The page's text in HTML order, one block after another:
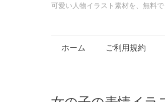
可愛い人物イラスト素材を、無料
Skip
ホーム ご利用規約